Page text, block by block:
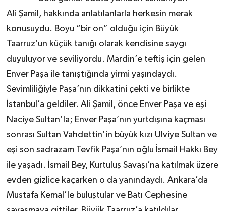
Ali Şamil, hakkında anlatılanlarla herkesin merak
konusuydu. Boyu “bir on” olduğu için Büyük
Taarruz’un küçük tanığı olarak kendisine saygı
duyuluyor ve seviliyordu. Mardin’e teftiş için gelen
Enver Paşa ile tanıştığında yirmi yaşındaydı.
Sevimliliğiyle Paşa’nın dikkatini çekti ve birlikte
İstanbul’a geldiler. Ali Şamil, önce Enver Paşa ve eşi
Naciye Sultan’la; Enver Paşa’nın yurtdışına kaçması
sonrası Sultan Vahdettin’in büyük kızı Ulviye Sultan ve
eşi son sadrazam Tevfik Paşa’nın oğlu İsmail Hakkı Bey
ile yaşadı. İsmail Bey, Kurtuluş Savaşı’na katılmak üzere
evden gizlice kaçarken o da yanındaydı. Ankara’da
Mustafa Kemal’le buluştular ve Batı Cephesine